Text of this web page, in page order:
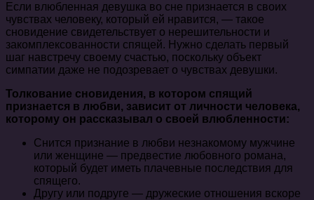
Если влюбленная девушка во сне признается в своих
чувствах человеку, который ей нравится, — такое
сновидение свидетельствует о нерешительности и
закомплексованности спящей. Нужно сделать первый
шаг навстречу своему счастью, поскольку объект
симпатии даже не подозревает о чувствах девушки.
Толкование сновидения, в котором спящий
признается в любви, зависит от личности человека,
которому он рассказывал о своей влюбленности:
Снится признание в любви незнакомому мужчине
или женщине — предвестие любовного романа,
который будет иметь плачевные последствия для
спящего.
Другу или подруге — дружеские отношения вскоре